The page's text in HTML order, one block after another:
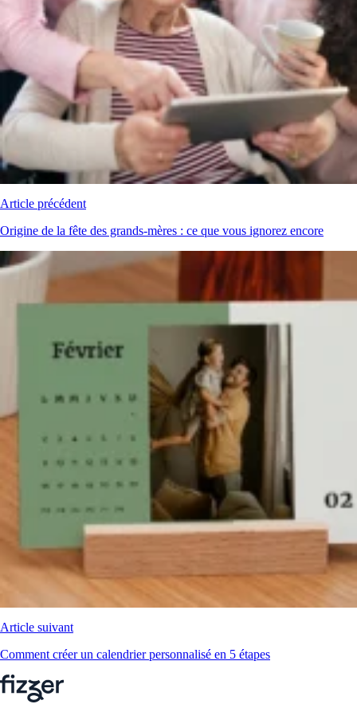
Article précédent
Origine de la fête des grands-mères : ce que vous ignorez encore
Article suivant
Comment créer un calendrier personnalisé en 5 étapes